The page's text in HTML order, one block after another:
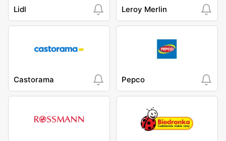
Lidl Leroy Merlin
Castorama Pepco